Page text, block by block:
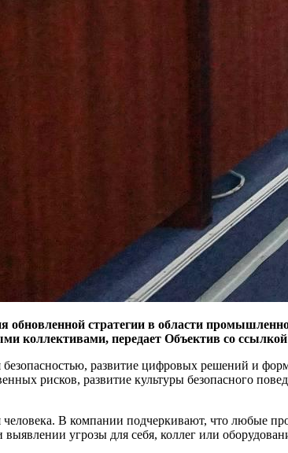
обновленной стратегии в области
коллективами, передает Объектив со
развитие цифровых решений и
рисков, развитие культуры безопасного
В компании подчеркивают, что любые
угрозы для себя, коллег или